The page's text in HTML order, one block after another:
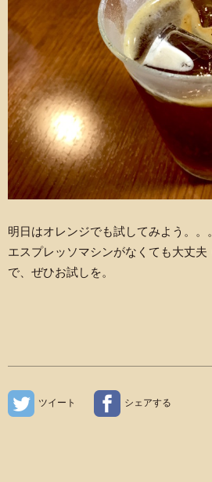
明日はオレンジでも試してみよう。。。
エスプレッソマシンがなくても大丈
で、ぜひお試しを。
ツイート シェアする